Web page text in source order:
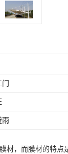
雨
材，而膜材的特